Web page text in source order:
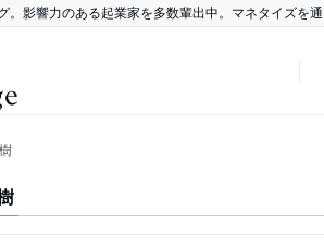
。影響力のある起業家を多数輩出中。マネタイズを